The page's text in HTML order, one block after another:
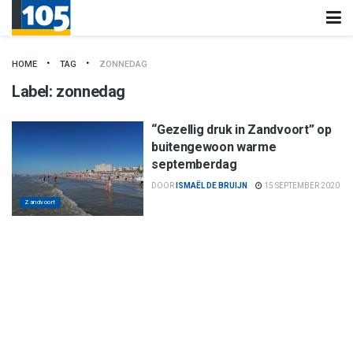
HOME TAG ZONNEDAG
Label: zonnedag
Zandvoort
“Gezellig druk in Zandvoort” op
buitengewoon warme
septemberdag
DOOR ISMAËL DE BRUIJN 15 SEPTEMBER 2020